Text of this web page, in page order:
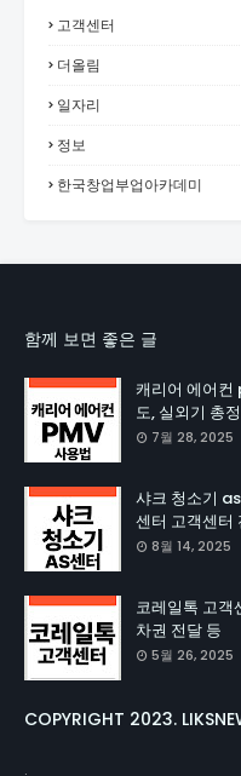
고객센터
더올림
일자리
정보
한국창업부업아카데미
함께 보면 좋은 글
캐리어 에어컨
도, 실외기 총
7월 28, 2025
샤크 청소기
센터 고객센터
8월 14, 2025
코레일톡 고객
차권 전달 등
5월 26, 2025
COPYRIGHT 2023.
.